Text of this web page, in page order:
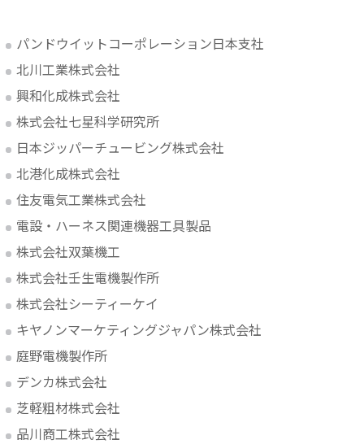
汎用マーキングチューブ
アルミ電線用端子カバー
電線保護材
各種表示製品
各種加工
オリジナル製品代理店
その他取扱メーカー一覧
パンドウイットコーポレーション日本支社
北川工業株式会社
興和化成株式会社
株式会社七星科学研究所
日本ジッパーチュービング株式会社
北港化成株式会社
住友電気工業株式会社
電設・ハーネス関連機器工具製品
株式会社双葉機工
株式会社壬生電機製作所
株式会社シーティーケイ
キヤノンマーケティングジャパン株式会社
庭野電機製作所
デンカ株式会社
芝軽粗材株式会社
品川商工株式会社